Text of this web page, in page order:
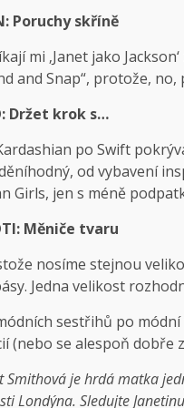
Poruchy skříně
mi ‚Janet jako
and Snap“, protože,
Držet krok s…
po Swift
od vybavení
Girls, jen s méně
Měniče tvaru
nosíme stejnou
Jedna velikost
sestřihů po
(nebo se alespoň dobře
Smithová je hrdá matka
Londýna. Sledujte